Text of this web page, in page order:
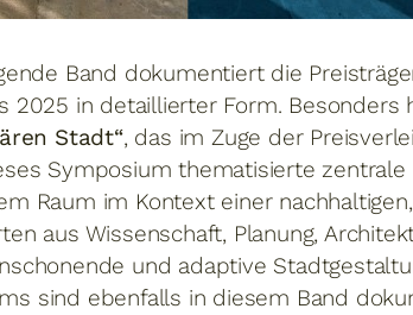
Band dokumentiert die
2025 in detaillierter Form.
Stadt“, das im Zuge der
Symposium thematisierte
Raum im Kontext einer
aus Wissenschaft, Planung,
und adaptive
sind ebenfalls in diesem Band